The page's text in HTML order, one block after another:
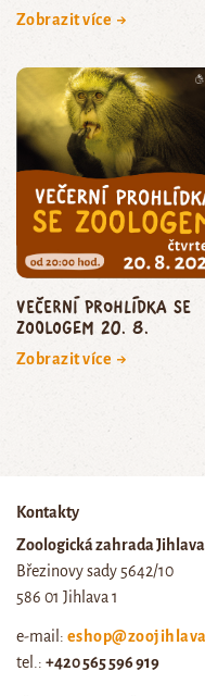
Zobrazit více →
Večerní prohlídka se
zoologem 20. 8.
Zobrazit více →
Kontakty
Zoologická zahrada
Březinovy sady 5642/10
586 01 Jihlava 1
e-mail:
tel.: +420 565 596 919